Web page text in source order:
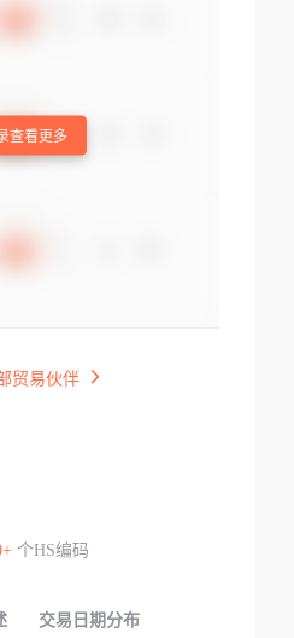
查看更多
贸易伙伴
个HS编码
交易日期分布